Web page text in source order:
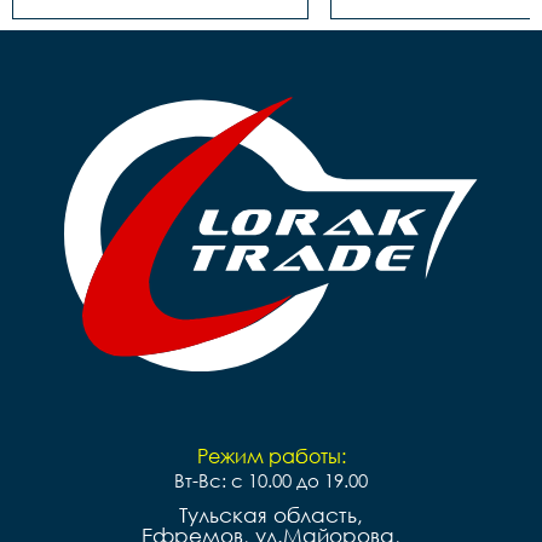
Тормоза		 задний-
Вынос		сталь
Руль		steel
Грипсы		цветные
Седло		детское на
пружинах
Педали		Пластиковые
Подседельный штырь
сталь
Вес		9.7 кг
Тормоза		 задний-
пружинах
Подседельный
Режим работы:
Вт-Вс: с 10.00 до 19.00
Тульская область,
Ефремов, ул.Майорова,